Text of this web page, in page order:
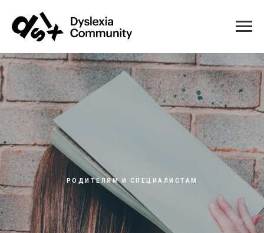
РОДИТЕЛЯМ И СПЕЦИАЛИСТАМ